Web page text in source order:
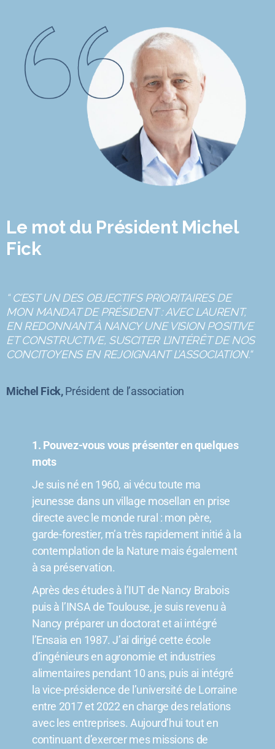
Le mot du Président Michel
Fick
“ C’EST UN DES OBJECTIFS PRIORITAIRES DE
MON MANDAT DE PRÉSIDENT : AVEC LAURENT,
EN REDONNANT À NANCY UNE VISION POSITIVE
ET CONSTRUCTIVE, SUSCITER L’INTÉRÊT DE NOS
CONCITOYENS EN REJOIGNANT L’ASSOCIATION.“
Michel Fick,Président de l’association
1. Pouvez-vous vous présenter en quelques
mots
Je suis né en 1960, ai vécu toute ma
jeunesse dans un village mosellan en prise
directe avec le monde rural : mon père,
garde-forestier, m’a très rapidement initié à la
contemplation de la Nature mais également
à sa préservation.
Après des études à l’IUT de Nancy Brabois
puis à l’INSA de Toulouse, je suis revenu à
Nancy préparer un doctorat et ai intégré
l’Ensaia en 1987. J’ai dirigé cette école
d’ingénieurs en agronomie et industries
alimentaires pendant 10 ans, puis ai intégré
la vice-présidence de l’université de Lorraine
entre 2017 et 2022 en charge des relations
avec les entreprises. Aujourd’hui tout en
continuant d’exercer mes missions de